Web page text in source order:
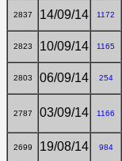
2837 14/09/14 1172
2823 10/09/14 1165
2803 06/09/14 254
2787 03/09/14 1166
2699 19/08/14 984